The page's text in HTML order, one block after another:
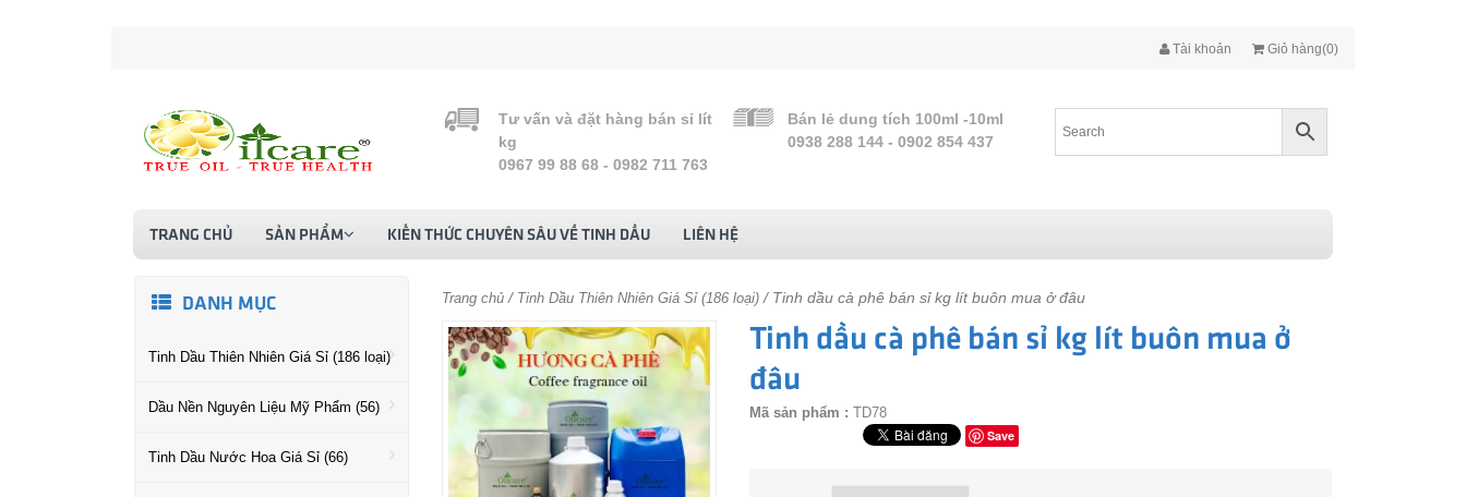
Tài khoản Giỏ hàng(0)
Tư vấn và đặt hàng bán sỉ lít
kg
0967 99 88 68 - 0982 711 763
Bán lẻ dung tích 100ml -10ml
0938 288 144 - 0902 854 437
TRANG CHỦ SẢN PHẨM KIẾN THỨC CHUYÊN SÂU VỀ TINH DẦU LIÊN HỆ
DANH MỤC
Tinh Dầu Thiên Nhiên Giá Sỉ (186 loại)
Dầu Nền Nguyên Liệu Mỹ Phẩm (56)
Tinh Dầu Nước Hoa Giá Sỉ (66)
Trang chủ / Tinh Dầu Thiên Nhiên Giá Sỉ (186 loại) / Tinh dầu cà phê bán sỉ kg lít buôn mua ở đâu
Tinh dầu cà phê bán sỉ kg lít buôn mua ở
đâu
Mã sản phẩm : TD78
Save